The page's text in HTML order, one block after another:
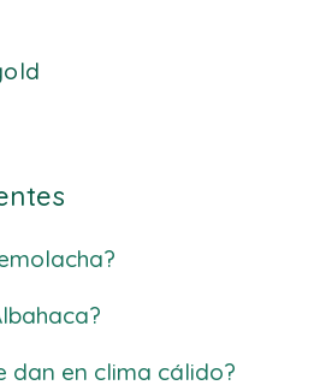
dan en clima cálido?